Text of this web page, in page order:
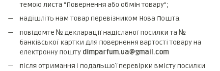
темою листа "Повернення або обмін товару";
надішліть нам товар перевізником Нова Пошта.
повідомте № декларації надісланої посилки та №
банківської картки для повернення вартості товару на
електронну пошту dimparfum.ua@gmail.com
після отримання і подальшої перевірки вмісту посилки